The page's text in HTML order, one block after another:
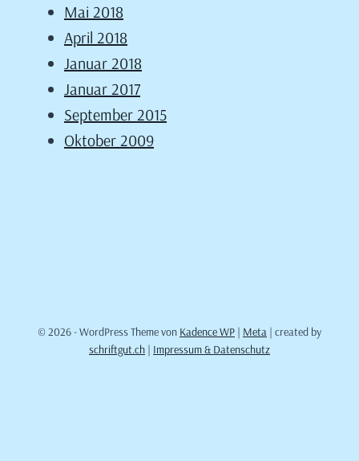
Mai 2018
April 2018
Januar 2018
Januar 2017
September 2015
Oktober 2009
© 2026 - WordPress Theme von Kadence WP | Meta | created by
schriftgut.ch | Impressum & Datenschutz